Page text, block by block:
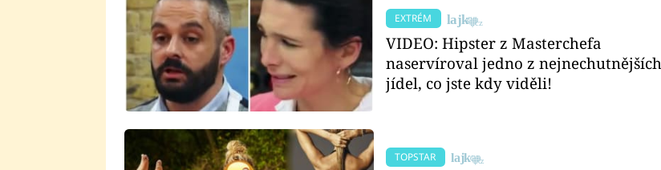
EXTRÉM
VIDEO: Hipster z Masterchefa
naservíroval jedno z nejnechutnějších
jídel, co jste kdy viděli!
TOPSTAR